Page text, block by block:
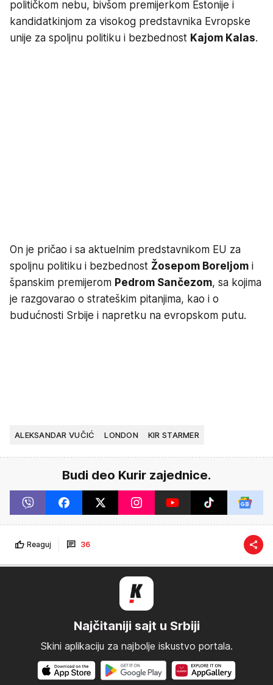
političkom nebu, bivšom premijerkom Estonije i
kandidatkinjom za visokog predstavnika Evropske
unije za spoljnu politiku i bezbednost Kajom Kalas.
On je pričao i sa aktuelnim predstavnikom EU za
spoljnu politiku i bezbednost Žosepom Boreljom i
španskim premijerom Pedrom Sančezom, sa kojima
je razgovarao o strateškim pitanjima, kao i o
budućnosti Srbije i napretku na evropskom putu.
ALEKSANDAR VUČIĆ LONDON KIR STARMER
Budi deo Kurir zajednice.
Reaguj 36
Najčitaniji sajt u Srbiji
Skini aplikaciju za najbolje iskustvo portala.